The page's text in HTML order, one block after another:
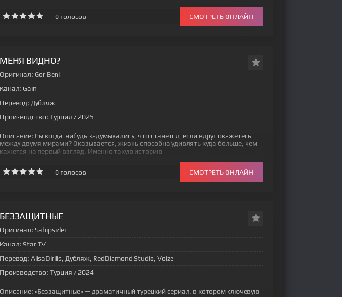
0 голосов СМОТРЕТЬ ОНЛАЙН
МЕНЯ ВИДНО?
Оригинал: Gor Beni
Канал: Gain
Перевод: Дубляж
Производство: Турция / 2025
Описание: Вы когда-нибудь задумывались, что станется, если вдруг окажетесь
между двумя мирами? Оказывается, жизнь способна удивлять куда больше, чем
кажется на первый взгляд. Именно такую историю
0 голосов СМОТРЕТЬ ОНЛАЙН
БЕЗЗАЩИТНЫЕ
Оригинал: Sahipsizler
Канал: Star TV
Перевод: AlisaDirilis, Дубляж, RedDiamond Studio, Voize
Производство: Турция / 2024
Описание: «Беззащитные» — драматичный турецкий сериал, в котором ключевую